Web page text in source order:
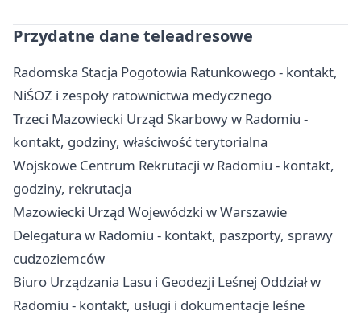
Przydatne dane teleadresowe
Radomska Stacja Pogotowia Ratunkowego - kontakt,
NiŚOZ i zespoły ratownictwa medycznego
Trzeci Mazowiecki Urząd Skarbowy w Radomiu -
kontakt, godziny, właściwość terytorialna
Wojskowe Centrum Rekrutacji w Radomiu - kontakt,
godziny, rekrutacja
Mazowiecki Urząd Wojewódzki w Warszawie
Delegatura w Radomiu - kontakt, paszporty, sprawy
cudzoziemców
Biuro Urządzania Lasu i Geodezji Leśnej Oddział w
Radomiu - kontakt, usługi i dokumentacje leśne